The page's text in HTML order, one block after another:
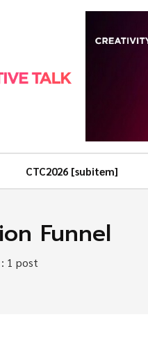
CTC2026 [subitem]
Funnel
1 post